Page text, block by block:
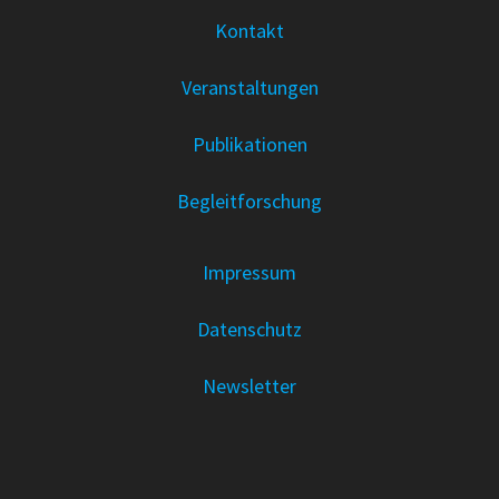
Kontakt
Veranstaltungen
Publikationen
Begleitforschung
Impressum
Datenschutz
Newsletter